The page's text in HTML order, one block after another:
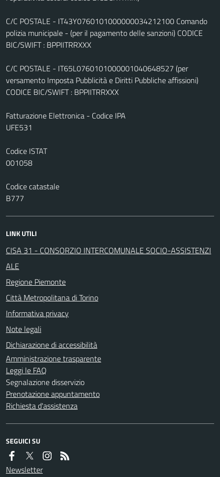
C/C POSTALE - IT43Y0760101000000034212100 Comando
polizia municipale - (per il pagamento delle sanzioni) CODICE
BIC/SWIFT : BPPIITRRXXX
C/C POSTALE - IT65L0760101000001040648527 (per
versamento Imposta Pubblicità e Diritti Pubbliche affissioni)
CODICE BIC/SWIFT : BPPIITRRXXX
Fatturazione Elettronica - Codice IPA
UFE531
Codice ISTAT
001058
Codice catastale
B777
LINK UTILI
CISA 31 - CONSORZIO INTERCOMUNALE SOCIO-ASSISTENZI
ALE
Regione Piemonte
Città Metropolitana di Torino
Informativa privacy
Note legali
Dichiarazione di accessibilità
Amministrazione trasparente
Leggi le FAQ
Segnalazione disservizio
Prenotazione appuntamento
Richiesta d'assistenza
SEGUICI SU
Newsletter